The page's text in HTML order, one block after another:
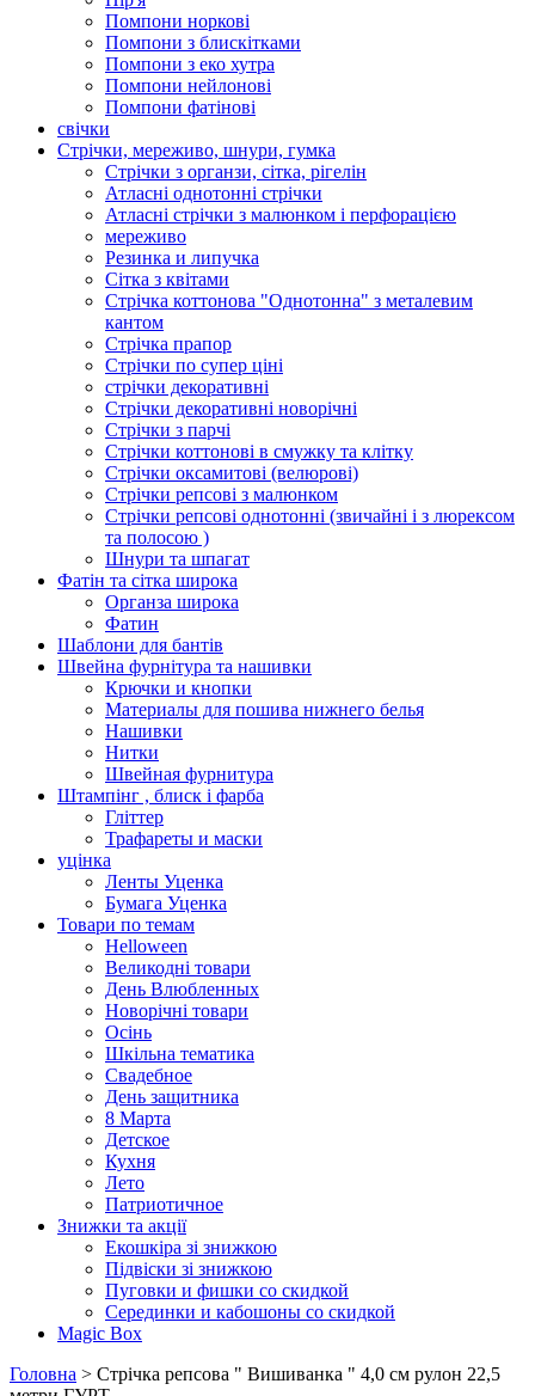
Помпони норкові
Помпони з блискітками
Помпони з еко хутра
Помпони нейлонові
Помпони фатінові
свічки
Стрічки, мереживо, шнури, гумка
Стрічки з органзи, сітка, рігелін
Атласні однотонні стрічки
Атласні стрічки з малюнком і перфорацією
мереживо
Резинка и липучка
Сітка з квітами
Стрічка коттонова "Однотонна" з металевим
кантом
Стрічка прапор
Стрічки по супер ціні
стрічки декоративні
Стрічки декоративні новорічні
Стрічки з парчі
Стрічки коттонові в смужку та клітку
Стрічки оксамитові (велюрові)
Стрічки репсові з малюнком
Стрічки репсові однотонні (звичайні і з люрексом
та полосою )
Шнури та шпагат
Фатін та сітка широка
Органза широка
Фатин
Шаблони для бантів
Швейна фурнітура та нашивки
Крючки и кнопки
Материалы для пошива нижнего белья
Нашивки
Нитки
Швейная фурнитура
Штампінг , блиск і фарба
Гліттер
Трафареты и маски
уцінка
Ленты Уценка
Бумага Уценка
Товари по темам
Helloween
Великодні товари
День Влюбленных
Новорічні товари
Осінь
Шкільна тематика
Свадебное
День защитника
8 Марта
Детское
Кухня
Лето
Патриотичное
Знижки та акції
Екошкіра зі знижкою
Підвіски зі знижкою
Пуговки и фишки со скидкой
Серединки и кабошоны со скидкой
Magic Box
Головна > Стрічка репсова " Вишиванка " 4,0 см рулон 22,5